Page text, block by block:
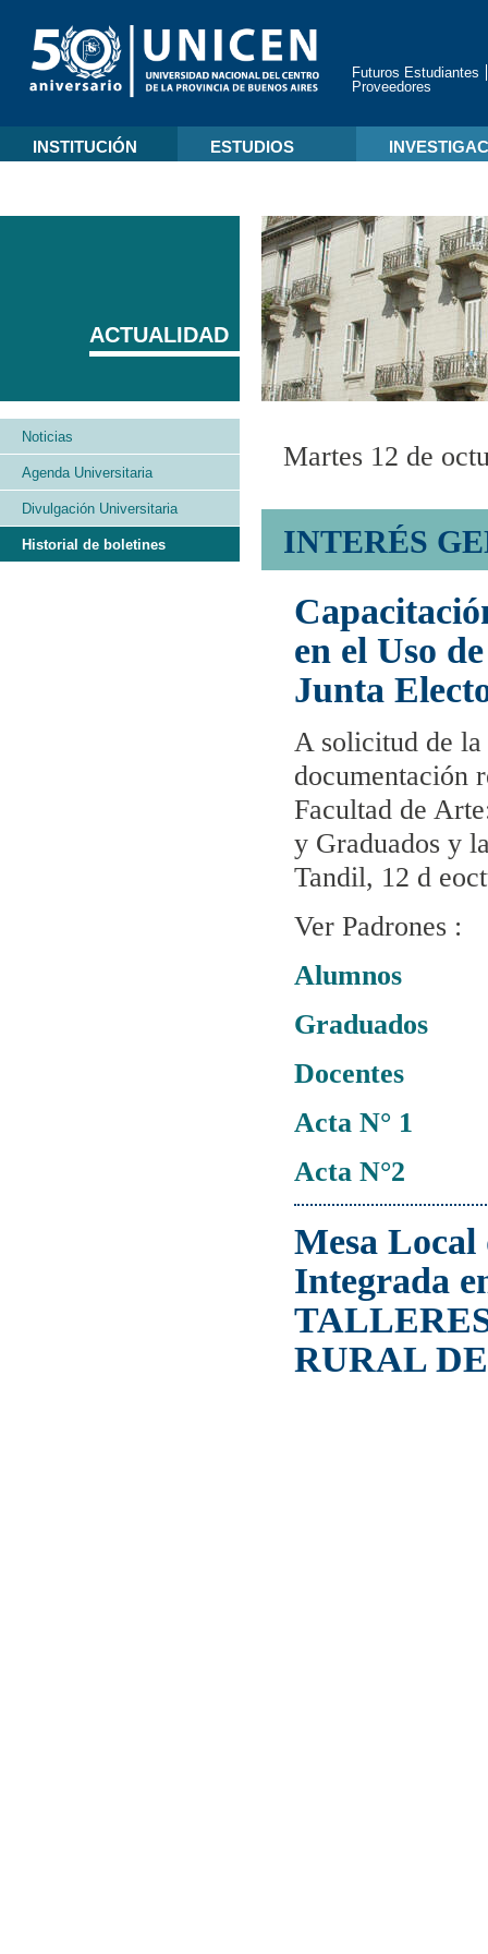
Futuros Estudiantes
Proveedores
INSTITUCIÓN ESTUDIOS
Martes 12 de
INTERÉS
en el Uso
Junta
A solicitud de la
documentación
Facultad de
y Graduados y
Tandil, 12 d
Ver Padrones :
Alumnos
Graduados
Docentes
Acta N° 1
Acta N°2
Mesa Local
Integrada
RURAL
ACTUALIDAD
Noticias
Agenda Universitaria
Divulgación Universitaria
Historial de boletines